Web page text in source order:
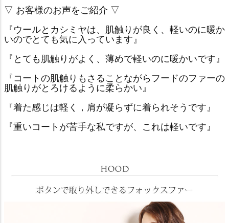
▽ お客様のお声をご紹介 ▽
『ウールとカシミヤは、肌触りが良く、軽いのに暖か
いのでとても気に入っています』
『とても肌触りがよく、薄めで軽いのに暖かいです』
『コートの肌触りもさることながらフードのファーの
肌触りがとろけるように柔らかい』
『着た感じは軽く，肩が凝らずに着られそうです』
『重いコートが苦手な私ですが、これは軽いです』